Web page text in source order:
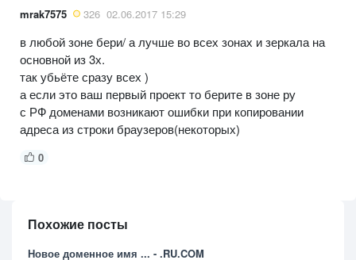
mrak7575 326 02.06.2017 15:29
в любой зоне бери/ а лучше во всех зонах и зеркала на
основной из 3х.
так убьёте сразу всех )
а если это ваш первый проект то берите в зоне ру
с РФ доменами возникают ошибки при копировании
адреса из строки браузеров(некоторых)
0
Похожие посты
Новое доменное имя ... - .RU.COM